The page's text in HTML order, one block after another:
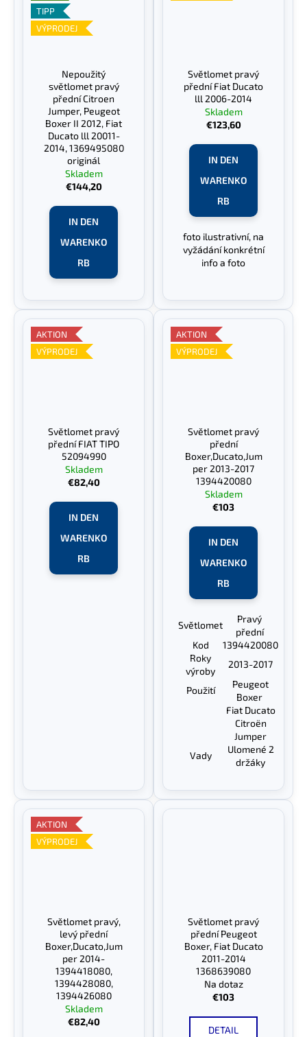
TIPP
VÝPRODEJ
Nepoužitý
světlomet pravý
přední Citroen
Jumper, Peugeot
Boxer II 2012, Fiat
Ducato lll 20011-
2014, 1369495080
originál
Skladem
€144,20
IN DEN
WARENKO
RB
Světlomet pravý
přední Fiat Ducato
lll 2006-2014
Skladem
€123,60
IN DEN
WARENKO
RB
foto ilustrativní, na
vyžádání konkrétní
info a foto
AKTION
VÝPRODEJ
Světlomet pravý
přední FIAT TIPO
52094990
Skladem
€82,40
IN DEN
WARENKO
RB
AKTION
VÝPRODEJ
Světlomet pravý
přední
Boxer,Ducato,Jum
per 2013-2017
1394420080
Skladem
€103
IN DEN
WARENKO
RB
Světlomet
Pravý
přední
Kod
1394420080
Roky
výroby
2013-2017
Použití
Peugeot
Boxer
Fiat Ducato
Citroën
Jumper
Vady
Ulomené 2
držáky
AKTION
VÝPRODEJ
Světlomet pravý,
levý přední
Boxer,Ducato,Jum
per 2014-
1394418080,
1394428080,
1394426080
Skladem
€82,40
Světlomet pravý
přední Peugeot
Boxer, Fiat Ducato
2011-2014
1368639080
Na dotaz
€103
DETAIL